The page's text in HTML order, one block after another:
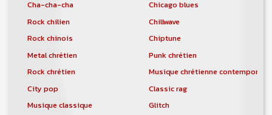
Cha-cha-cha
Chicago blues
Rock chilien
Chillwave
Rock chinois
Chiptune
Metal chrétien
Punk chrétien
Rock chrétien
Musique chrétienne
City pop
Classic rag
Musique classique
Glitch